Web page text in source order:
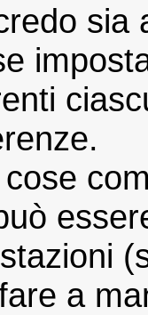
sia
a